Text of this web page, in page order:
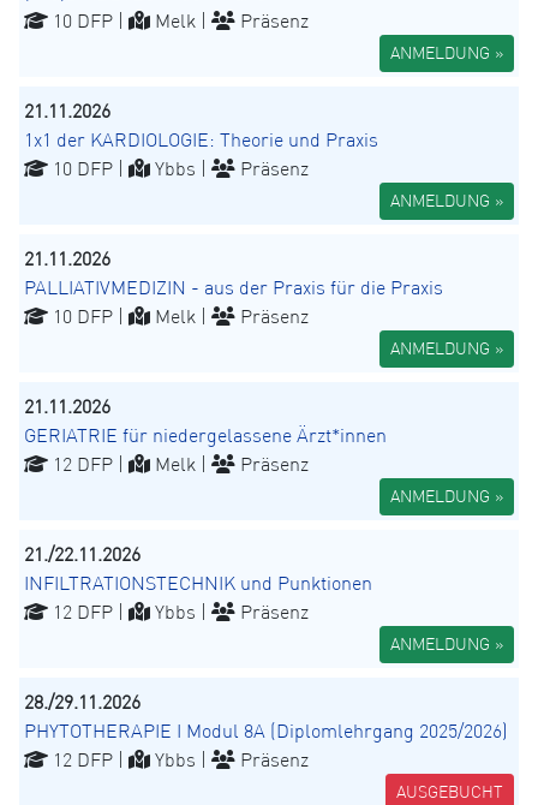
10 DFP |
Melk | Präsenz
ANMELDUNG »
21.11.2026
1x1 der KARDIOLOGIE: Theorie und Praxis
10 DFP |
Ybbs | Präsenz
ANMELDUNG »
21.11.2026
PALLIATIVMEDIZIN - aus der Praxis für die Praxis
10 DFP |
Melk | Präsenz
ANMELDUNG »
21.11.2026
GERIATRIE für niedergelassene Ärzt*innen
12 DFP |
Melk | Präsenz
ANMELDUNG »
21./22.11.2026
INFILTRATIONSTECHNIK und Punktionen
12 DFP |
Ybbs | Präsenz
ANMELDUNG »
28./29.11.2026
PHYTOTHERAPIE I Modul 8A (Diplomlehrgang 2025/2026)
12 DFP |
Ybbs | Präsenz
AUSGEBUCHT